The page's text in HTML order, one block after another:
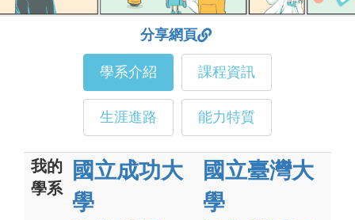
ColleGo! 大學選才與高中育才輔助系統
分享網頁
學系介紹 課程資訊
生涯進路 能力特質
我的
學系
國立成功大
學
國立臺灣大
學